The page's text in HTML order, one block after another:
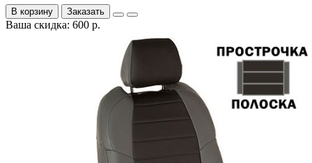
В корзину Заказать
Ваша скидка: 600 р.